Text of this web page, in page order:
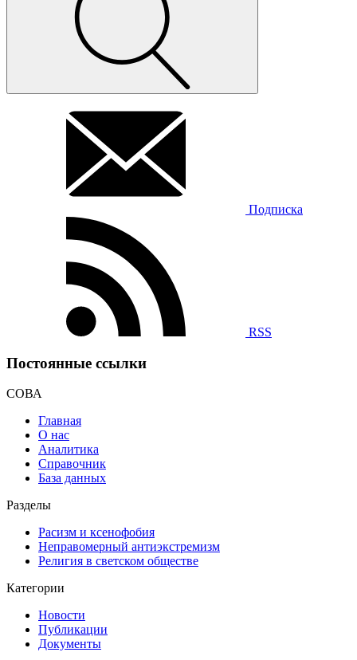
Подписка
RSS
Постоянные ссылки
СОВА
Главная
О нас
Аналитика
Справочник
База данных
Разделы
Расизм и ксенофобия
Неправомерный антиэкстремизм
Религия в светском обществе
Категории
Новости
Публикации
Документы